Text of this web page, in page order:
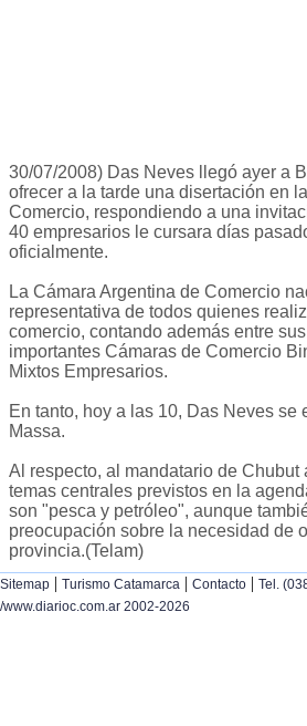
30/07/2008) Das Neves llegó ayer a
ofrecer a la tarde una disertación en
Comercio, respondiendo a una
40 empresarios le cursara días
oficialmente.
La Cámara Argentina de Comercio
representativa de todos quienes
comercio, contando además entre
importantes Cámaras de Comercio
Mixtos Empresarios.
En tanto, hoy a las 10, Das Neves se
Massa.
Al respecto, al mandatario de Chubut
temas centrales previstos en la
son "pesca y petróleo", aunque
preocupación sobre la necesidad de
provincia.(Telam)
Sitemap | Turismo Catamarca | Contacto | Tel.
/www.diarioc.com.ar 2002-2026